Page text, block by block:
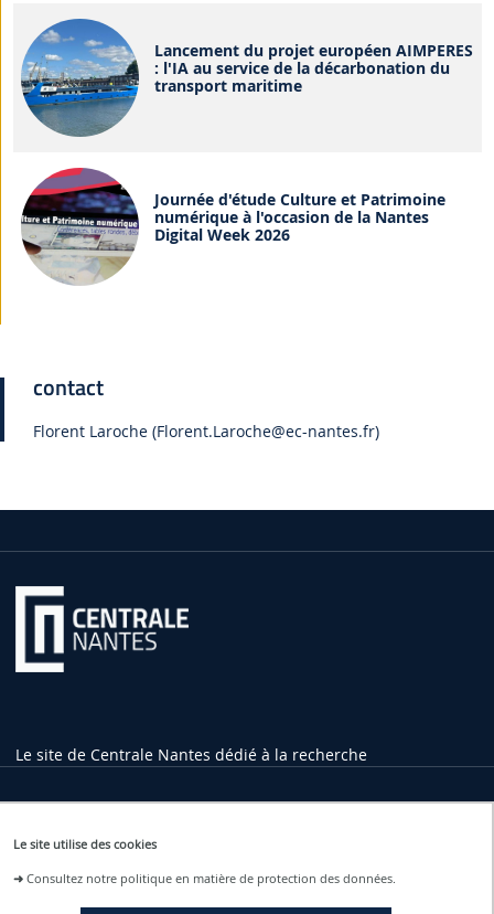
Le site utilise des cookies
➜Consultez notre politique en matière de protection des données.
Lancement du projet européen AIMPERES
: l'IA au service de la décarbonation du
transport maritime
Journée d'étude Culture et Patrimoine
numérique à l'occasion de la Nantes
Digital Week 2026
contact
Florent Laroche (Florent.Laroche@ec-nantes.fr)
Le site de Centrale Nantes dédié à la recherche
1 rue de la Noë
44321 Nantes Cedex 3